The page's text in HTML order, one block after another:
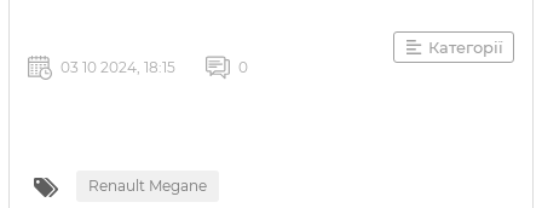
Категорії
03 10 2024, 18:15 0
Renault Megane